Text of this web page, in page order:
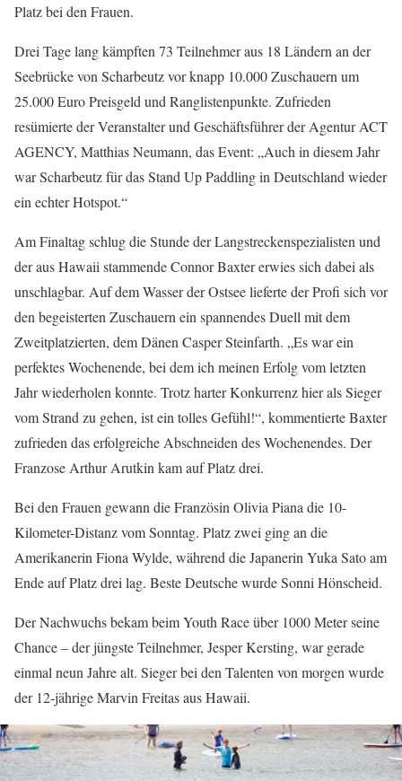
Platz bei den Frauen.
Drei Tage lang kämpften 73 Teilnehmer aus 18 Ländern an der
Seebrücke von Scharbeutz vor knapp 10.000 Zuschauern um
25.000 Euro Preisgeld und Ranglistenpunkte. Zufrieden
resümierte der Veranstalter und Geschäftsführer der Agentur ACT
AGENCY, Matthias Neumann, das Event: „Auch in diesem Jahr
war Scharbeutz für das Stand Up Paddling in Deutschland wieder
ein echter Hotspot.“
Am Finaltag schlug die Stunde der Langstreckenspezialisten und
der aus Hawaii stammende Connor Baxter erwies sich dabei als
unschlagbar. Auf dem Wasser der Ostsee lieferte der Profi sich vor
den begeisterten Zuschauern ein spannendes Duell mit dem
Zweitplatzierten, dem Dänen Casper Steinfarth. „Es war ein
perfektes Wochenende, bei dem ich meinen Erfolg vom letzten
Jahr wiederholen konnte. Trotz harter Konkurrenz hier als Sieger
vom Strand zu gehen, ist ein tolles Gefühl!“, kommentierte Baxter
zufrieden das erfolgreiche Abschneiden des Wochenendes. Der
Franzose Arthur Arutkin kam auf Platz drei.
Bei den Frauen gewann die Französin Olivia Piana die 10-
Kilometer-Distanz vom Sonntag. Platz zwei ging an die
Amerikanerin Fiona Wylde, während die Japanerin Yuka Sato am
Ende auf Platz drei lag. Beste Deutsche wurde Sonni Hönscheid.
Der Nachwuchs bekam beim Youth Race über 1000 Meter seine
Chance – der jüngste Teilnehmer, Jesper Kersting, war gerade
einmal neun Jahre alt. Sieger bei den Talenten von morgen wurde
der 12-jährige Marvin Freitas aus Hawaii.